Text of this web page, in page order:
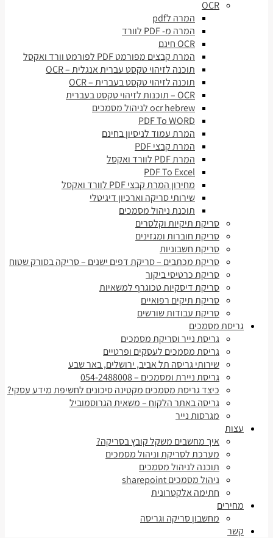
OCR
המרה לpdf
המרה מ- PDF לוורד
OCR חינם
המרת קבצים מפורמט PDF לפורמט וורד ואקסל
תוכנה לזיהוי טקסט עברית אנגלית – OCR
תוכנה לזיהוי טקסט בעברית – OCR
OCR – תוכנות לזיהוי טקסט בעברית
ocr hebrew לניהול מסמכים
PDF To WORD
המרת עמוד לניסיון בחינם
המרת קבצי PDF
המרת PDF לוורד ואקסל
PDF To Excel
מחירון המרת קבצי PDF לוורד ואקסל
שירותי סריקה וארכיון דיגיטלי
תוכנת ניהול מסמכים
סריקת תיקיות וקלסרים
סריקת חוברות ומגזינים
סריקת חשבוניות
סריקת מכתבים – סריקת דפים ישנים – סריקה בסורק שטוח
סריקת כרטיסי ביקור
סריקת דיסקיות טכוגרף למשאיות
סריקת תיקים רפואיים
סריקת עבודות שורשים
גריסת מסמכים
גריסת נייר וסריקת מסמכים
גריסת מסמכים לעסקים ופרטיים
שירותי גריסה תל אביב, ירושלים, באר שבע
גריסת ניירת ומסמכים – 054-2488008
כיצד גריסת מסמכים מקטינה סיכונים לחשיפת מידע עסקי?
גריסה באתר הלקוח – משאית הגרוסמוביל
מגרסות נייר
עצות
איך מחשבים משקל קובץ בסריקה?
מערכת לסריקת וניהול מסמכים
תוכנה לניהול מסמכים
ניהול מסמכים sharepoint
חתימה אלקטרונית
מחירים
מחשבון סריקה וגריסה
קשר